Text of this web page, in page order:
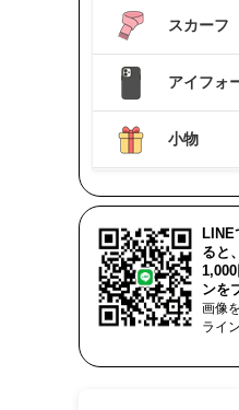
スカーフ
アイフォ
小物
LINE
ると
ンを
画像
ライ